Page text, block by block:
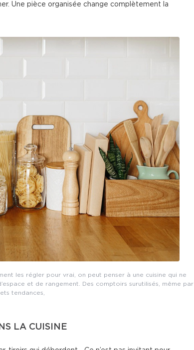
Une pièce organisée change complètement la
les régler pour vrai, on peut penser à une cuisine qui ne
et de rangement. Des comptoirs surutilisés, même par
tendances,
LA CUISINE